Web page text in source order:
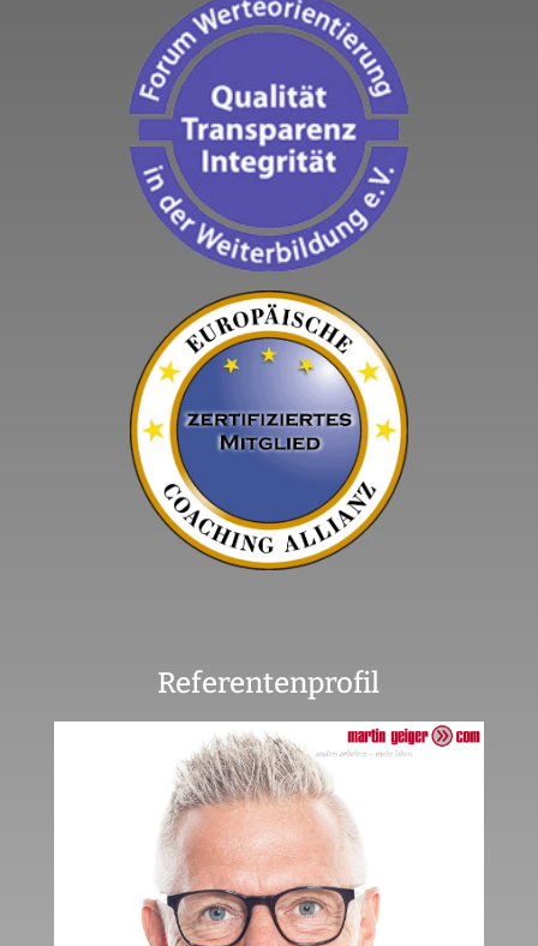
Referentenprofil